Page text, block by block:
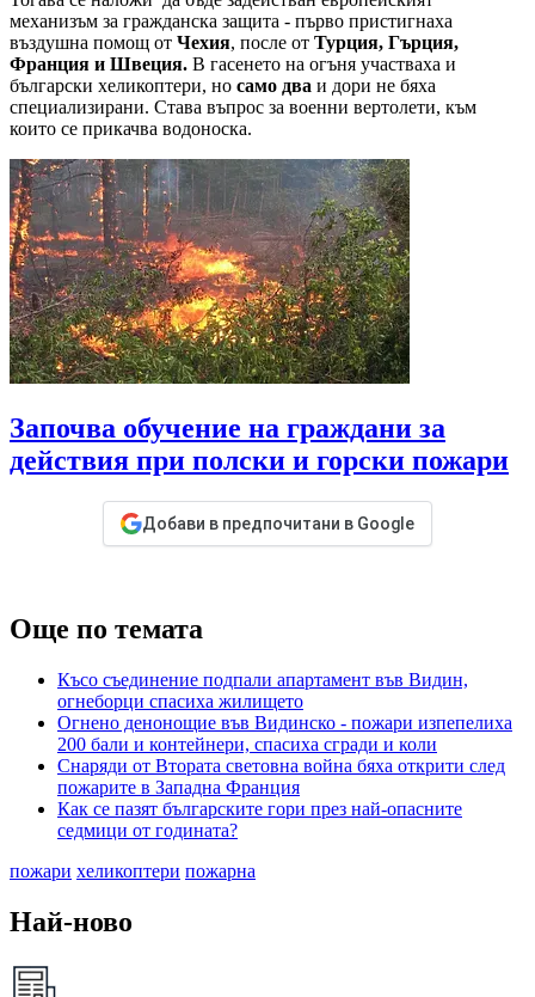
механизъм за гражданска защита - първо пристигнаха
въздушна помощ от Чехия, после от Турция, Гърция,
Франция и Швеция. В гасенето на огъня участваха и
български хеликоптери, но само два и дори не бяха
специализирани. Става въпрос за военни вертолети, към
които се прикачва водоноска.
Започва обучение на граждани за
действия при полски и горски пожари
Добави в предпочитани в Google
Още по темата
Късо съединение подпали апартамент във Видин,
огнеборци спасиха жилището
Огнено денонощие във Видинско - пожари изпепелиха
200 бали и контейнери, спасиха сгради и коли
Снаряди от Втората световна война бяха открити след
пожарите в Западна Франция
Как се пазят българските гори през най-опасните
седмици от годината?
пожари хеликоптери пожарна
Най-ново